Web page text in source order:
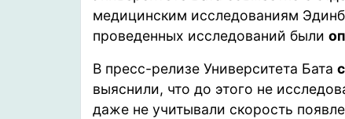
медицинским исследованиям
проведенных исследований были
В пресс-релизе Университета Бата
выяснили, что до этого не
даже не учитывали скорость